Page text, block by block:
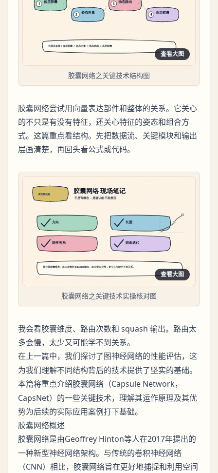
查看大图
胶囊网络之关键技术结构图
胶囊网络尝试用向量表达部件和整体的关系。它关心
的不只是有没有特征，还关心特征的姿态和组合方
式。这篇重点看结构。先把数据流、关键模块和输出
层画清楚，再回头看公式或代码。
查看大图
胶囊网络之关键技术实操核对图
我会看胶囊维度、路由次数和 squash 输出。路由太
多会慢，太少又可能学不到关系。
在上一篇中，我们探讨了 图神经网络的性能评估，这
为我们理解不同结构背后的技术提供了坚实的基础。
本篇将重点介绍胶囊网络 （Capsule Network，
CapsNet）的一些关键技术，理解其运作原理及其优
势为后续的实际应用案例打下基础。
胶囊网络概述
胶囊网络是由Geoffrey Hinton等人在2017年提出的
一种新型神经网络架构。与传统的卷积神经网络
（CNN）相比，胶囊网络旨在更好地捕捉和利用空间